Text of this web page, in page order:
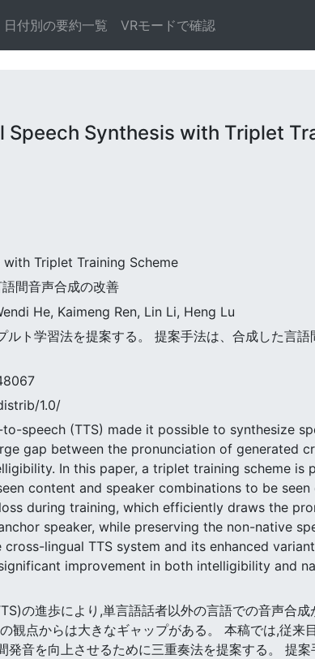
日付別の要約一覧 VRモードで確認
Synthesis with Triplet
Triplet Training Scheme
間音声合成の改善
He, Kaimeng Ren, Lin Li, Heng Lu
ト学習法を提案する。 提案手法は、合成した言
1.0/
speech (TTS) made it possible to synthesize
gap between the pronunciation of generated
In this paper, a triplet training scheme is
content and speaker combinations to be
during training, which efficiently draws the
speaker, while preserving the non-native
lingual TTS system and its enhanced
improvement in both intelligibility and
の進歩により,単言語話者以外の言語での音声合
観点からは大きなギャップがある。 本稿では,従来
音を向上させるために三重奏法を提案する。 提